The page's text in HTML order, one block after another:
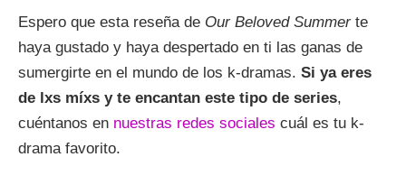
Espero que esta reseña de Our Beloved Summerte
haya gustado y haya despertado en ti las ganas de
sumergirte en el mundo de los k-dramas. Si ya eres
de lxs míxs y te encantan este tipo de series,
cuéntanos en nuestras redes sociales cuál es tu k-
drama favorito.